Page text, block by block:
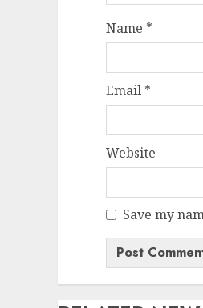
Name *
Email *
Website
Save my